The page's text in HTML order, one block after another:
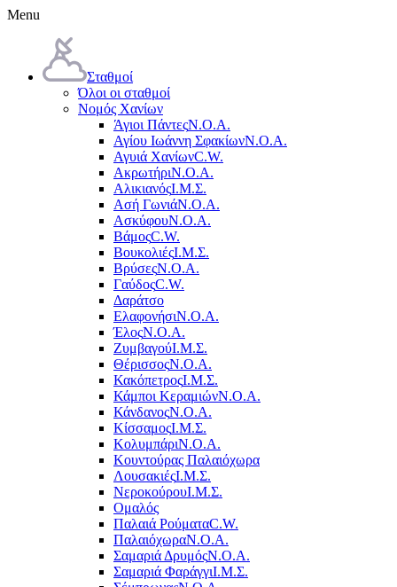
Menu
Σταθμοί
Όλοι οι σταθμοί
Νομός Χανίων
Άγιοι ΠάντεςΝ.Ο.Α.
Αγίου Ιωάννη ΣφακίωνΝ.Ο.Α.
Αγυιά ΧανίωνC.W.
ΑκρωτήριΝ.Ο.Α.
ΑλικιανόςΙ.Μ.Σ.
Ασή ΓωνιάΝ.Ο.Α.
ΑσκύφουΝ.Ο.Α.
ΒάμοςC.W.
ΒουκολιέςΙ.Μ.Σ.
ΒρύσεςΝ.Ο.Α.
ΓαύδοςC.W.
Δαράτσο
ΕλαφονήσιΝ.Ο.Α.
ΈλοςΝ.Ο.Α.
ΖυμβαγούΙ.Μ.Σ.
ΘέρισσοςΝ.Ο.Α.
ΚακόπετροςΙ.Μ.Σ.
Κάμποι ΚεραμιώνΝ.Ο.Α.
ΚάνδανοςΝ.Ο.Α.
ΚίσσαμοςΙ.Μ.Σ.
ΚολυμπάριΝ.Ο.Α.
Κουντούρας Παλαιόχωρα
ΛουσακιέςΙ.Μ.Σ.
ΝεροκούρουΙ.Μ.Σ.
Ομαλός
Παλαιά ΡούματαC.W.
ΠαλαιόχωραΝ.Ο.Α.
Σαμαριά ΔρυμόςΝ.Ο.Α.
Σαμαριά ΦαράγγιΙ.Μ.Σ.